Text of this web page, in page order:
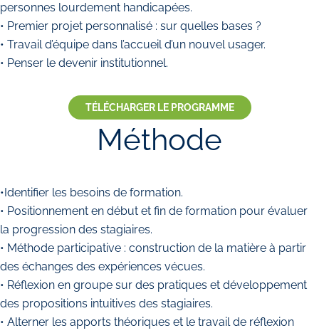
personnes lourdement handicapées.
• Premier projet personnalisé : sur quelles bases ?
• Travail d’équipe dans l’accueil d’un nouvel usager.
• Penser le devenir institutionnel.
TÉLÉCHARGER LE PROGRAMME
Méthode
•Identifier les besoins de formation.
• Positionnement en début et fin de formation pour évaluer
la progression des stagiaires.
• Méthode participative : construction de la matière à partir
des échanges des expériences vécues.
• Réflexion en groupe sur des pratiques et développement
des propositions intuitives des stagiaires.
• Alterner les apports théoriques et le travail de réflexion